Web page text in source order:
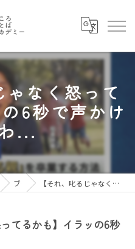
ゃなく怒って
6秒で声かけ
...
ブログ 【それ、叱るじゃなく怒ってるかも】イラッの6秒で声かけが変わ...
てるかも】イラッの6秒